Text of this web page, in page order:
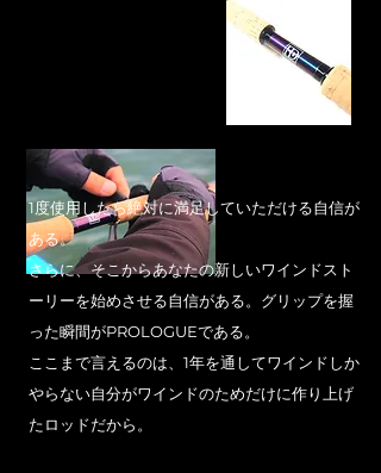
1度使用したら絶対に満足していただける自信が
ある。
さらに、そこからあなたの新しいワインドスト
ーリーを始めさせる自信がある。グリップを握
った瞬間がPROLOGUEである。
ここまで言えるのは、 1年を通してワインドしか
やらない自分がワインドのためだけに作り上げ
たロッドだから。